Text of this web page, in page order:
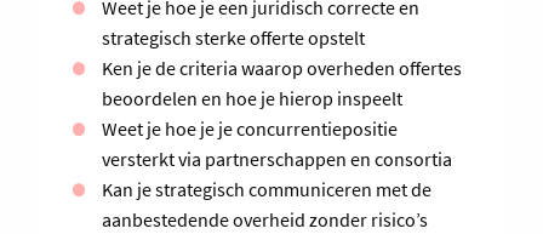
Weet je hoe je een juridisch correcte en
strategisch sterke offerte opstelt
Ken je de criteria waarop overheden offertes
beoordelen en hoe je hierop inspeelt
Weet je hoe je je concurrentiepositie
versterkt via partnerschappen en consortia
Kan je strategisch communiceren met de
aanbestedende overheid zonder risico’s